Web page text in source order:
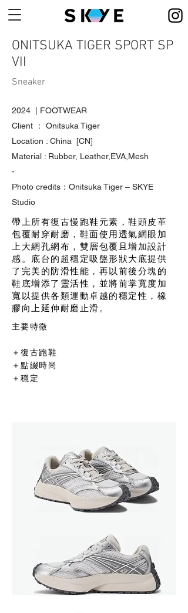
ONITSUKA TIGER SPORT SP
VII
Sneaker
2024 | FOOTWEAR
Client ： Onitsuka Tiger
Location : China [CN]
Material : Rubber, Leather,EVA,Mesh
-
Photo credits：Onitsuka Tiger – SKYE
Studio
帶上所有復古慢跑鞋元素，鞋頭皮革
包覆耐穿耐磨，鞋面使用透氣網眼加
上大網孔網布，雙層包覆且增加設計
感。底台的超穩定吸盤形狀大底提供
了完美的防滑性能，再以前後分塊的
鞋底增添了靈活性，並將前掌寬度加
寬以提供各類運動卓越的穩定性，橡
膠向上延伸耐磨止滑。
主要特徵
＋復古跑鞋
＋點綴時尚
＋穩定